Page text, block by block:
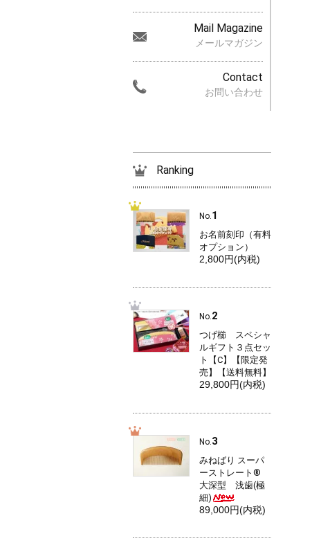
Mail Magazine
メールマガジン
Contact
お問い合わせ
Ranking
No.1
お名前刻印（有料
オプション）
2,800円(内税)
No.2
つげ櫛 スペシャ
ルギフト３点セッ
ト【C】【限定発
売】【送料無料】
29,800円(内税)
No. 3
みねばり スーパ
ーストレート®
大深型 浅歯(極
細)
89,000円(内税)